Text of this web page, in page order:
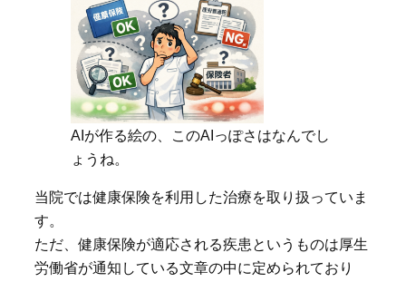
AIが作る絵の、このAIっぽさはなんでし
ょうね。
当院では健康保険を利用した治療を取り扱っていま
す。
ただ、健康保険が適応される疾患というものは厚生
労働省が通知している文章の中に定められており